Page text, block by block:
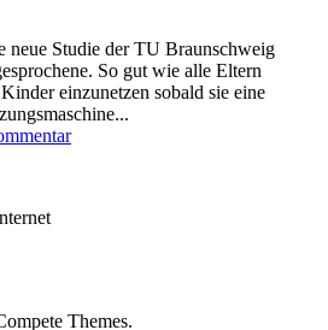
neue Studie der TU Braunschweig
So gut wie alle Eltern
einzunetzen sobald sie eine
Themes.